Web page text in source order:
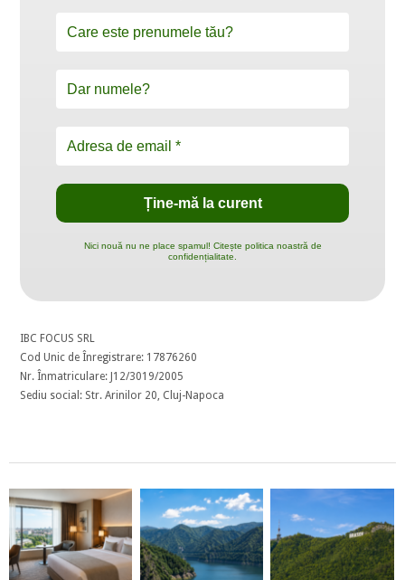
Nici nouă nu ne place spamul! Citește politica noastră de
confidențialitate.
IBC FOCUS SRL
Cod Unic de Înregistrare: 17876260
Nr. Înmatriculare: J12/3019/2005
Sediu social: Str. Arinilor 20, Cluj-Napoca